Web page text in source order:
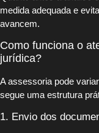
medida adequada e
avancem.
Como funciona o
jurídica?
A assessoria pode
segue uma estrutura
1. Envio dos